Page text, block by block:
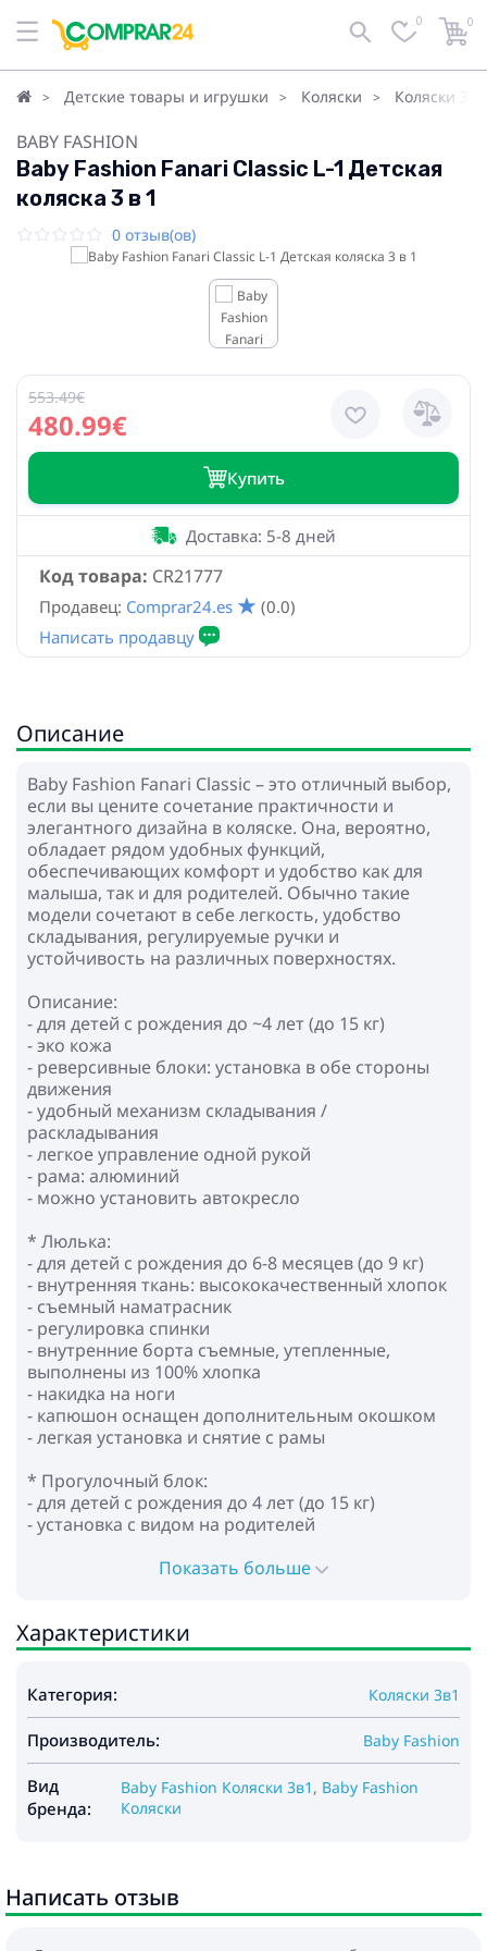
0 0
Детские товары и игрушки Коляски Коляски 3в1
BABY FASHION
Baby Fashion Fanari Classic L-1 Детская
коляска 3 в 1
0 отзыв(ов)
480.99€
553.49€
Купить
Код товара: CR21777
Доставка: 5-8 дней
Продавец: Comprar24.es (0.0)
Описание
Baby Fashion Fanari Classic – это отличный выбор,
если вы цените сочетание практичности и
элегантного дизайна в коляске. Она, вероятно,
обладает рядом удобных функций,
обеспечивающих комфорт и удобство как для
малыша, так и для родителей. Обычно такие
модели сочетают в себе легкость, удобство
складывания, регулируемые ручки и
устойчивость на различных поверхностях.
Описание:
- для детей с рождения до ~4 лет (до 15 кг)
- эко кожа
- реверсивные блоки: установка в обе стороны
движения
- удобный механизм складывания /
раскладывания
- легкое управление одной рукой
- рама: алюминий
- можно установить автокресло
* Люлька:
- для детей с рождения до 6-8 месяцев (до 9 кг)
- внутренняя ткань: высококачественный хлопок
- съемный наматрасник
- регулировка спинки
- внутренние борта съемные, утепленные,
выполнены из 100% хлопка
- накидка на ноги
- капюшон оснащен дополнительным окошком
- легкая установка и снятие с рамы
* Прогулочный блок:
- для детей с рождения до 4 лет (до 15 кг)
- установка с видом на родителей
эко кожи
- регулируемые 5-точечные ремни безопасности
- съемный бампер
- колеса: надувные
- амортизация на всех колёсах
- центральный тормоз
- корзина для покупок
- функция подставки
- функция переноски ребенка
Показать больше
Характеристики
Категория: Коляски 3в1
Производитель: Baby Fashion
Вид
бренда:
Baby Fashion Коляски 3в1 , Baby Fashion
Коляски
Написать отзыв